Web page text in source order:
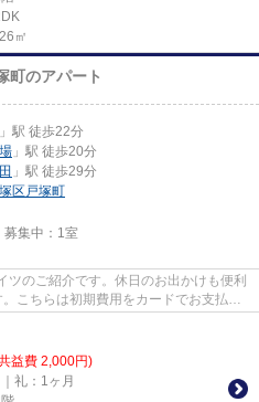
㎡
町のアパート
」駅 徒歩22分
」駅 徒歩20分
」駅 徒歩29分
区 戸塚町
集中： 1室
のご紹介です。休日のお出かけも便利
こちらは初期費用をカードでお支払い
益費 2,000円)
礼：1ヶ月